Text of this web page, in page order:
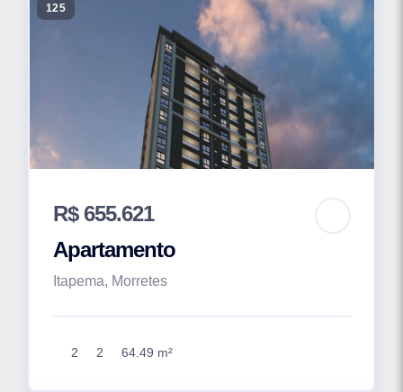
125
R$ 655.621
Apartamento
Itapema, Morretes
2 2 64.49 m²